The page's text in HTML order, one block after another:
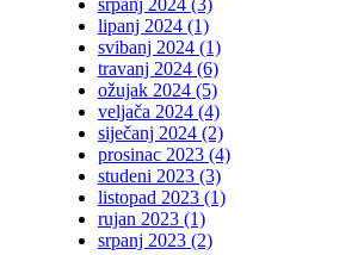
srpanj 2024 (3)
lipanj 2024 (1)
svibanj 2024 (1)
travanj 2024 (6)
ožujak 2024 (5)
veljača 2024 (4)
siječanj 2024 (2)
prosinac 2023 (4)
studeni 2023 (3)
listopad 2023 (1)
rujan 2023 (1)
srpanj 2023 (2)